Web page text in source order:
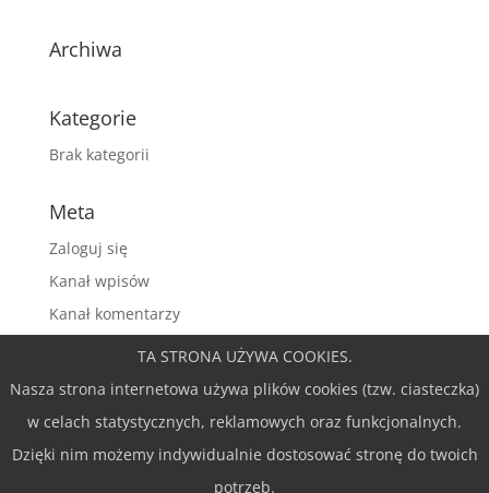
Archiwa
Kategorie
Brak kategorii
Meta
Zaloguj się
Kanał wpisów
Kanał komentarzy
WordPress.org
Zaprojektowane przezElegant Themes
TA STRONA UŻYWA COOKIES.
Nasza strona internetowa używa plików cookies (tzw. ciasteczka)
w celach statystycznych, reklamowych oraz funkcjonalnych.
Dzięki nim możemy indywidualnie dostosować stronę do twoich
potrzeb.